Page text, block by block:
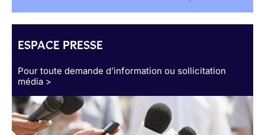
ESPACE PRESSE
Pour toute demande d’information ou sollicitation
média >